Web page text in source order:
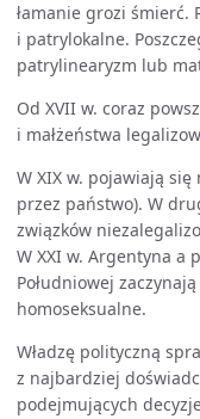
łamanie grozi śmierć.
i patrylokalne.
patrylinearyzm lub
Od XVII w. coraz
i małżeństwa
W XIX w. pojawiają
przez państwo). W
związków
W XXI w. Argentyna a
Południowej
homoseksualne.
Władzę polityczną
z najbardziej
podejmujących